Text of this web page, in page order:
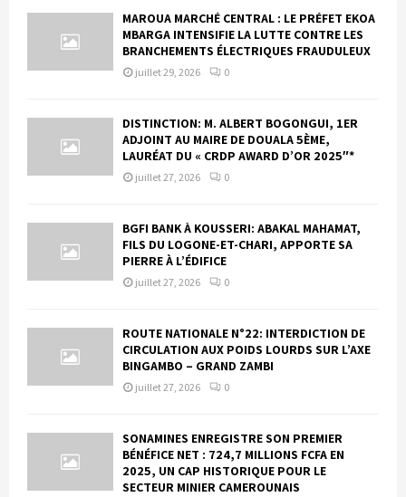
MAROUA MARCHÉ CENTRAL : LE PRÉFET EKOA
MBARGA INTENSIFIE LA LUTTE CONTRE LES
BRANCHEMENTS ÉLECTRIQUES FRAUDULEUX
juillet 29, 2026 0
DISTINCTION: M. ALBERT BOGONGUI, 1ER
ADJOINT AU MAIRE DE DOUALA 5ÈME,
LAURÉAT DU « CRDP AWARD D’OR 2025″*
juillet 27, 2026 0
BGFI BANK À KOUSSERI: ABAKAL MAHAMAT,
FILS DU LOGONE-ET-CHARI, APPORTE SA
PIERRE À L’ÉDIFICE
juillet 27, 2026 0
ROUTE NATIONALE N°22: INTERDICTION DE
CIRCULATION AUX POIDS LOURDS SUR L’AXE
BINGAMBO – GRAND ZAMBI
juillet 27, 2026 0
SONAMINES ENREGISTRE SON PREMIER
BÉNÉFICE NET : 724,7 MILLIONS FCFA EN
2025, UN CAP HISTORIQUE POUR LE
SECTEUR MINIER CAMEROUNAIS